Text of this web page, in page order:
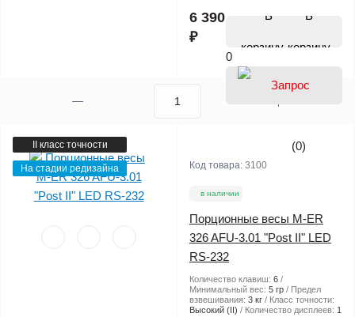
6 390
₽
В
корзину
0
II класс точности
На стадии редизайна
(0)
Код товара: 3100
в наличии
Порционные весы M-ER
326 AFU-3.01 "Post II" LED
RS-232
Количество клавиш: 6
Минимальный вес: 5 гр
Предел
взвешивания: 3 кг
Класс точности:
Высокий (II)
Количество дисплеев: 1